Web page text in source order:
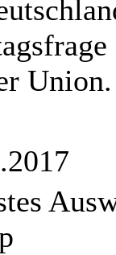
Union.